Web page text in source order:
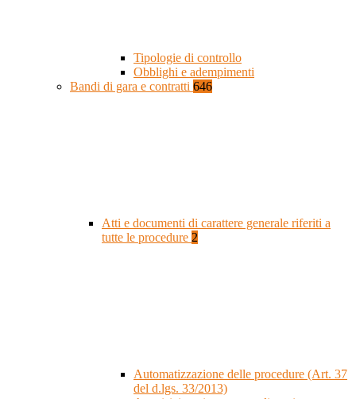
Tipologie di controllo
Obblighi e adempimenti
Bandi di gara e contratti 646
Atti e documenti di carattere generale riferiti a
tutte le procedure 2
Automatizzazione delle procedure (Art. 37
del d.lgs. 33/2013)